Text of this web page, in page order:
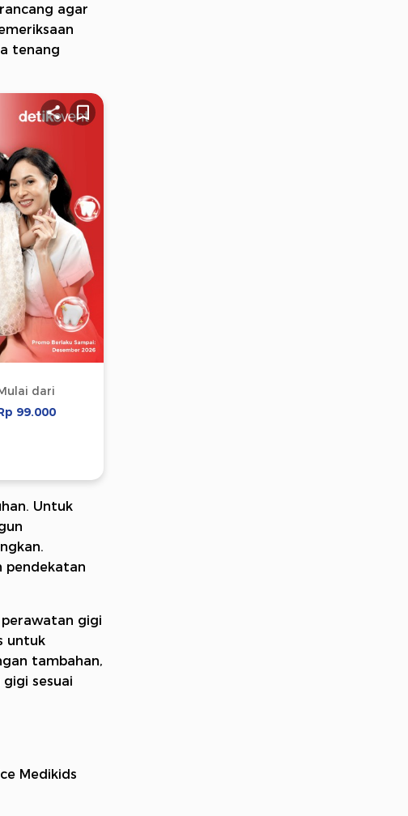
agar
tenang
dari
99.000
Untuk
pendekatan
perawatan gigi
untuk
tambahan,
sesuai
Medikids